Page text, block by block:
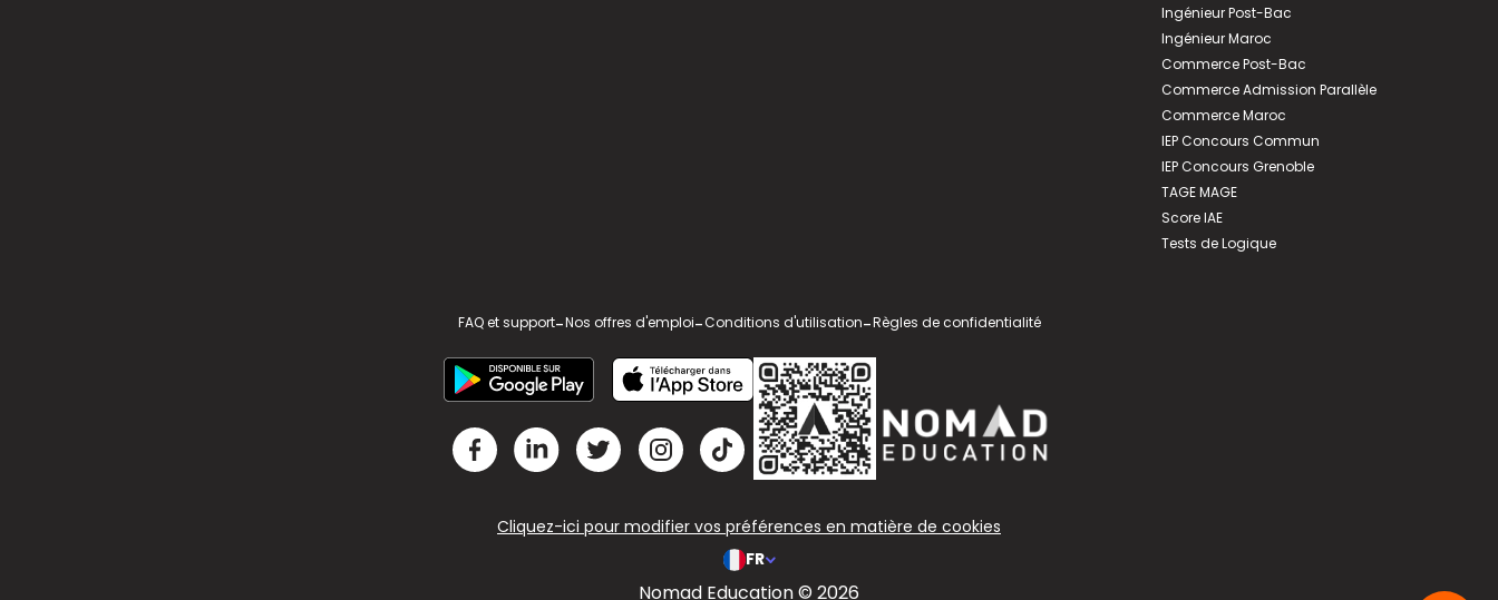
Ingénieur Post-Bac
Ingénieur Maroc
Commerce Post-Bac
Commerce Admission Parallèle
Commerce Maroc
IEP Concours Commun
IEP Concours Grenoble
TAGE MAGE
Score IAE
Tests de Logique
FAQ et support-Nos offres d'emploi-Conditions d'utilisation-Règles de confidentialité
Cliquez-ici pour modifier vos préférences en matière de cookies
FR
Nomad Education © 2026